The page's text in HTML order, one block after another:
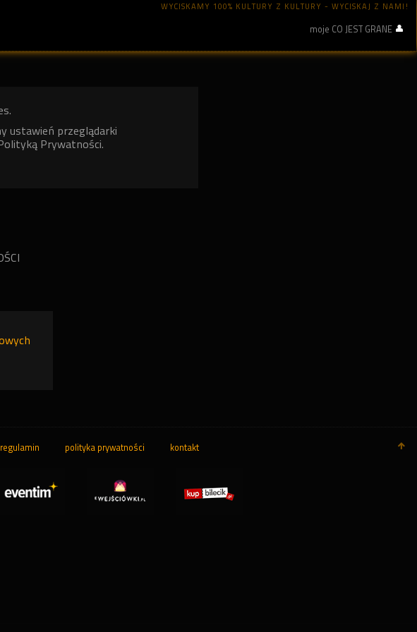
WYCISKAMY 100% KULTURY Z KULTURY - WYCISKAJ Z NAMI!
moje CO JEST GRANE
ustawień przeglądarki
Prywatności.
regulamin polityka prywatności kontakt